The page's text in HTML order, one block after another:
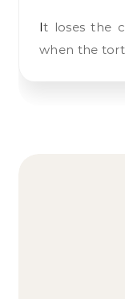
It loses the crispy texture that is created
when the